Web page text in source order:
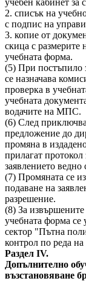
2. списък на
с подпис на
3. копие от
скица с размерите
учебната форма.
(5) При постъпило
се назначава
проверка в
учебната
водачите на МПС.
(6) След
предложение до
промяна в
прилагат
заявлението
(7) Промяната се
подаване на
разрешение.
(8) За
учебната форма се
сектор "Пътна
контрол по реда на
Раздел IV.
Допълнително
възстановяване